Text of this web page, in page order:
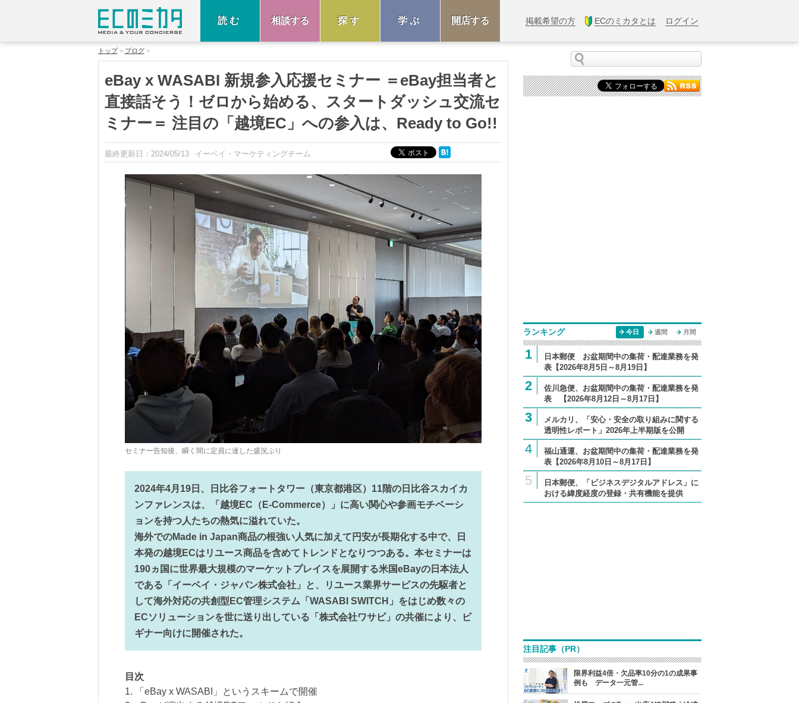
読む 相談する 探す 学ぶ 開店する 掲載希望の方 ECのミカタとは ログイン
トップ ブログ
eBay x WASABI 新規参入応援セミナー ＝eBay担当者と
直接話そう！ゼロから始める、スタートダッシュ交流セ
ミナー＝ 注目の「越境EC」への参入は、Ready to Go!!
最終更新日： 2024/05/13 イーベイ・マーケティングチーム
セミナー告知後、瞬く間に定員に達した盛況ぶり
2024年4月19日、日比谷フォートタワー（東京都港区）11階の日比谷スカイカ
ンファレンスは、「越境EC（E-Commerce）」に高い関心や参画モチベーシ
ョンを持つ人たちの熱気に溢れていた。
海外でのMade in Japan商品の根強い人気に加えて円安が長期化する中で、日
本発の越境ECはリユース商品を含めてトレンドとなりつつある。本セミナーは
190ヵ国に世界最大規模のマーケットプレイスを展開する米国eBayの日本法人
である「イーベイ・ジャパン株式会社」と、リユース業界サービスの先駆者と
して海外対応の共創型EC管理システム「WASABI SWITCH」をはじめ数々の
ECソリューションを世に送り出している「株式会社ワサビ」の共催により、ビ
ギナー向けに開催された。
目次
1. 「eBay x WASABI」というスキームで開催
ランキング 今日 週間 月間
1
日本郵便 お盆期間中の集荷・配達業務を発
表【2026年8月5日～8月19日】
2
佐川急便、お盆期間中の集荷・配達業務を発
表 【2026年8月12日～8月17日】
3
メルカリ、「安心・安全の取り組みに関する
透明性レポート」2026年上半期版を公開
4
福山通運、お盆期間中の集荷・配達業務を発
表【2026年8月10日～8月17日】
5
日本郵便、「ビジネスデジタルアドレス」に
おける緯度経度の登録・共有機能を提供
注目記事（PR）
限界利益4倍・欠品率10分の1の成果事
例も データ一元管...